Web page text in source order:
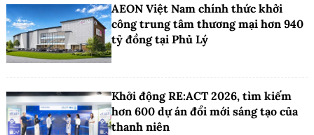
AEON Việt Nam chính thức khởi
công trung tâm thương mại hơn 940
tỷ đồng tại Phủ Lý
Khởi động RE:ACT 2026, tìm kiếm
hơn 600 dự án đổi mới sáng tạo của
thanh niên